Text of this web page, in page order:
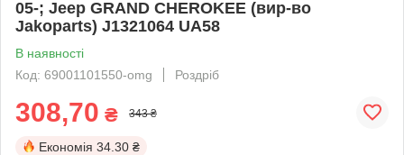
05-; Jeep GRAND CHEROKEE (вир-во
Jakoparts) J1321064 UA58
В наявності
Код: 69001101550-omg
Роздріб
308,70 ₴ 343 ₴
Економія 34.30 ₴